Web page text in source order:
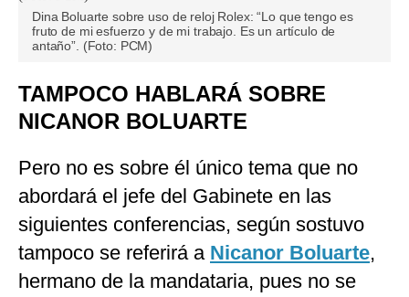
Dina Boluarte sobre uso de reloj Rolex: “Lo que tengo es
fruto de mi esfuerzo y de mi trabajo. Es un artículo de
antaño”. (Foto: PCM)
TAMPOCO HABLARÁ SOBRE
NICANOR BOLUARTE
Pero no es sobre él único tema que no
abordará el jefe del Gabinete en las
siguientes conferencias, según sostuvo
tampoco se referirá a Nicanor Boluarte,
hermano de la mandataria, pues no se